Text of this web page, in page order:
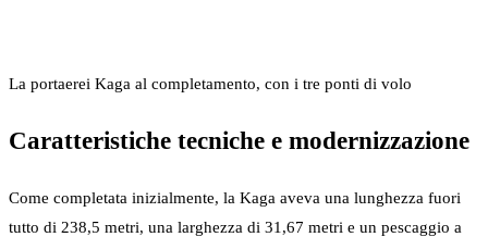
La portaerei Kaga al completamento, con i tre ponti di volo
Caratteristiche tecniche e modernizzazione
Come completata inizialmente, la Kaga aveva una lunghezza fuori
tutto di 238,5 metri, una larghezza di 31,67 metri e un pescaggio a